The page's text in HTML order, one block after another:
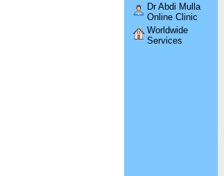
Dr Abdi Mulla
Online Clinic
Worldwide
Services